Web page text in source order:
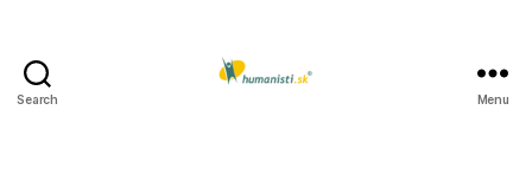
Search Menu